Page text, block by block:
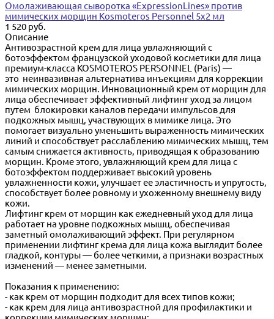
Омолаживающая сыворотка «ExpressionLines» против
мимических морщин Kosmoteros Personnel 5х2 мл
1 520 руб.
Описание
Антивозрастной крем для лица увлажняющий с
ботоэффектом французской уходовой косметики для лица
премиум-класса KOSMOTEROS PERSONNEL (Paris) —
это неинвазивная альтернатива инъекциям для коррекции
мимических морщин. Инновационный крем от морщин для
лица обеспечивает эффективный лифтинг уход за лицом
путем блокировки каналов передачи импульсов для
подкожных мышц, участвующих в мимике лица. Это
помогает визуально уменьшить выраженность мимических
линий и способствует расслаблению мимических мышц, тем
самым снижается активность, приводящая к образованию
морщин. Кроме этого, увлажняющий крем для лица с
ботоэффектом поддерживает высокий уровень
увлажненности кожи, улучшает ее эластичность и упругость,
способствует более ровному и ухоженному внешнему виду
кожи.
Лифтинг крем от морщин как ежедневный уход для лица
работает на уровне подкожных мышц, обеспечивая
заметный омолаживающий эффект. При регулярном
применении лифтинг крема для лица кожа выглядит более
гладкой, контуры — более четкими, а признаки возрастных
изменений — менее заметными.
Показания к применению:
- как крем от морщин подходит для всех типов кожи;
- как крем для лица антивозрастной для профилактики и